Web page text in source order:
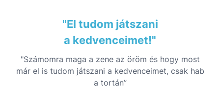
"El tudom játszani
a kedvenceimet!"
"Számomra maga a zene az öröm és hogy most
már el is tudom játszani a kedvenceimet, csak hab
a tortán”